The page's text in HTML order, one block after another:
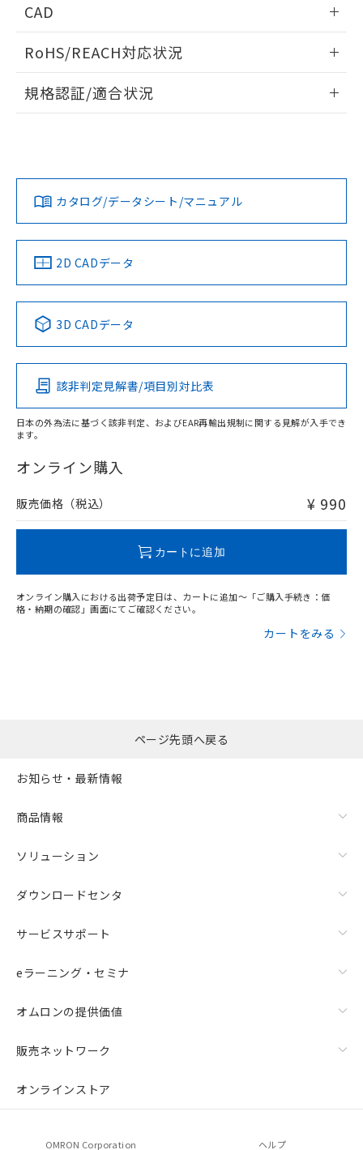
CAD
ドすることができます。
ログイン/会員登録
ダウンロードデータをご利用いただく前に、以下を必ずお読
みください。
ソフトウェアの使用条件
RoHS/REACH対応状況
EU RoHS 注意事項・凡例
対応済み
中国 RoHS 注意事項・凡例
Pb Hg Cd Cr(VI)
O
在庫等で未対応品が混在する可能性があります。
問い合わせください。
規格認証/適合状況
LR型式承認
（イギリス
船舶規格）
DNV型式承認
（ノルウェー
BV型式承認
（フランス
KR型式
（韓国
No No No No
この製品の規格認証/適合状況ページへ
その他の認証はこちらのページからご検索ください
カタログ/データシート/マニュアル
2D CADデータ
3D CADデータ
該非判定見解書/項目別対比表
日本の外為法に基づく該非判定、およびEAR再輸出規制に関する見解が入手でき
ます。
オンライン購入
販売価格（税込） ¥ 990
カートに追加
オンライン購入における出荷予定日は、カートに追加～「ご購入手続き：価
格・納期の確認」画面にてご確認ください。
カートをみる
ものではありません。
また、RoHS指令のフタル酸エステル類４
物質の対応では、対応完了までの期間は出
荷製品に未対応品が混在することから備考
欄に対応日を記載しておりました。
ページ先頭へ戻る
お知らせ・最新情報
商品情報
ソリューション
ダウンロードセンタ
サービスサポート
eラーニング・セミナ
オムロンの提供価値
販売ネットワーク
オンラインストア
OMRON Corporation ヘルプ